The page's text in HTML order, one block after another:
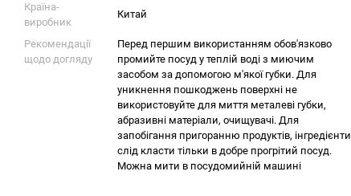
Країна-
виробник
Китай
Рекомендації
щодо догляду
Перед першим використанням обов'язково
промийте посуд у теплій воді з миючим
засобом за допомогою м'якої губки. Для
уникнення пошкоджень поверхні не
використовуйте для миття металеві губки,
абразивні матеріали, очищувачі. Для
запобігання пригоранню продуктів, інгредієнти
слід класти тільки в добре прогрітий посуд.
Можна мити в посудомийній машині